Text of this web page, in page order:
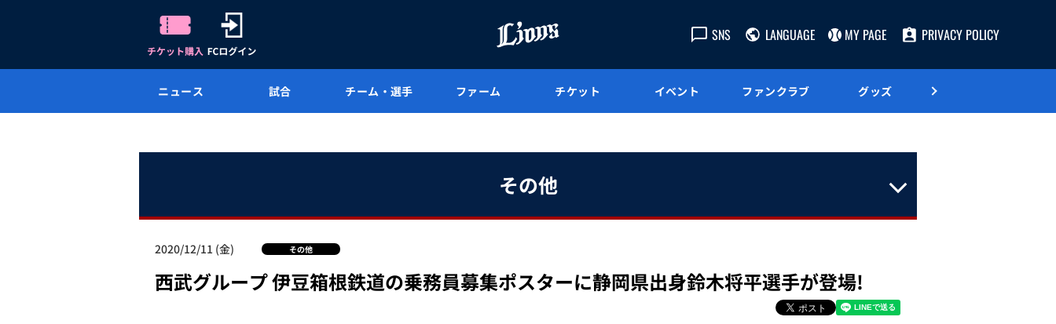
SNS LANGUAGE MY PAGE PRIVACY POLICY
ニュース 試合 チーム・選手 ファーム チケット イベント ファンクラブ グッズ
その他
2020/12/11 (金) その他
西武グループ 伊豆箱根鉄道の乗務員募集ポスターに静岡県出身鈴木将平選手が登場!